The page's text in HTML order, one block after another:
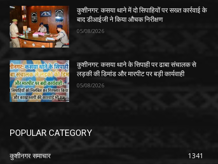
कुशीनगर: कसया थाने में दो सिपाहियों पर सख्त कार्रवाई के
बाद डीआईजी ने किया औचक निरीक्षण
05/08/2026
कुशीनगर: कसया थाने के सिपाही पर ढाबा संचालक से
लड़की की डिमांड और मारपीट पर बड़ी कार्यवाही
05/08/2026
POPULAR CATEGORY
कुशीनगर समाचार
1341